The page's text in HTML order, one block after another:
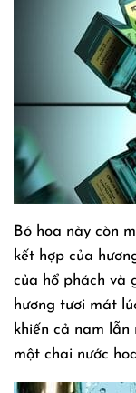
Bó hoa này còn
kết hợp của
của hổ phách và
hương tươi mát
khiến cả nam lẫn
một chai nước